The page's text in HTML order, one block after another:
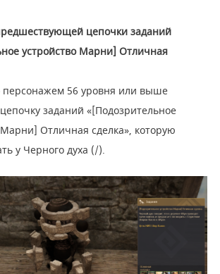
цепочки заданий
устройство Марни] Отличная
персонажем 56 уровня или выше
заданий «[Подозрительное
Марни] Отличная сделка», которую
у Черного духа (/).